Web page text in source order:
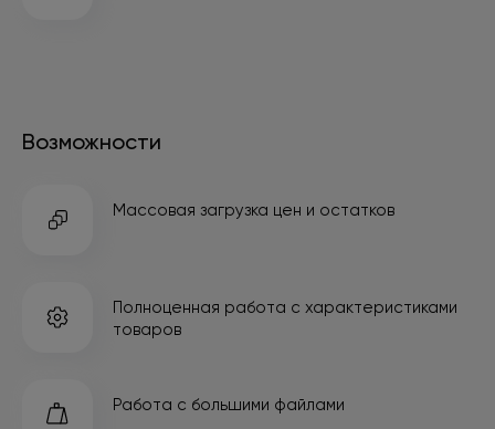
Возможности
Массовая загрузка цен и остатков
Полноценная работа с характеристиками
товаров
Работа с большими файлами